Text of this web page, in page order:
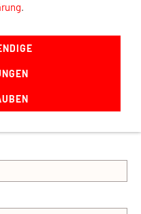
mk»
.